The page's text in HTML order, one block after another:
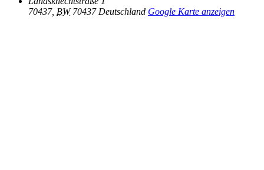
70437, BW 70437 Deutschland Google Karte anzeigen